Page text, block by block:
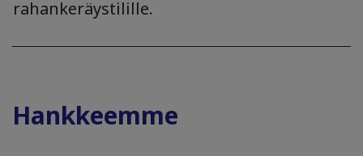
rahankeräystilille.
Hankkeemme